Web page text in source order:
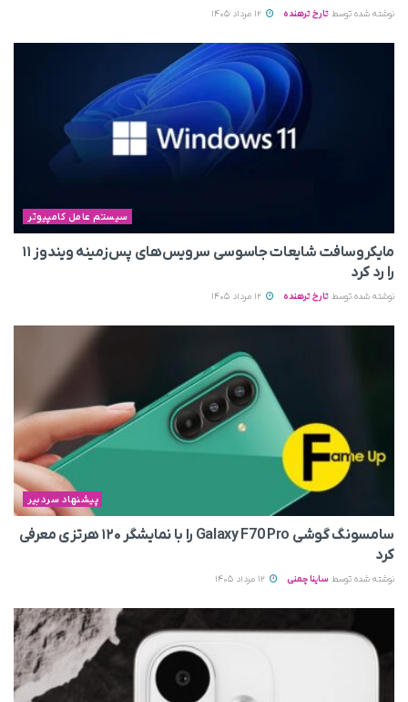
نوشته شده توسط تارخ ترهنده
سیستم عامل کامپیوتر
مایکروسافت شایعات جاسوسی سرویس‌های پس‌زمینه ویندوز ۱۱
را رد کرد
نوشته شده توسط تارخ ترهنده
پیشنهاد سردبیر
سامسونگ گوشی Galaxy F70 Pro را با نمایشگر ۱۲۰ هرتزی معرفی
کرد
نوشته شده توسط ساینا چمنی